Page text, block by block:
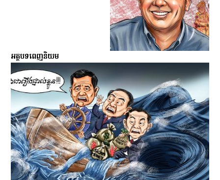
អត្ថបទពេញនិយម